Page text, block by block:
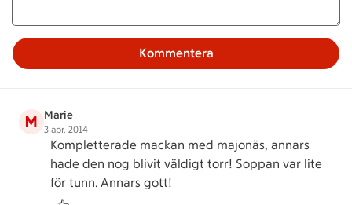
Kommentera
M Marie
3 apr. 2014
Kompletterade mackan med majonäs, annars
hade den nog blivit väldigt torr! Soppan var lite
för tunn. Annars gott!